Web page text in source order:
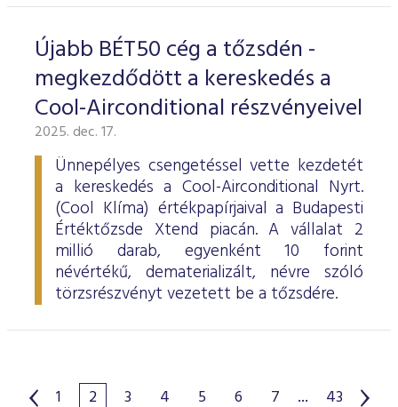
Újabb BÉT50 cég a tőzsdén -
megkezdődött a kereskedés a
Cool-Airconditional részvényeivel
2025. dec. 17.
Ünnepélyes csengetéssel vette kezdetét
a kereskedés a Cool-Airconditional Nyrt.
(Cool Klíma) értékpapírjaival a Budapesti
Értéktőzsde Xtend piacán. A vállalat 2
millió darab, egyenként 10 forint
névértékű, dematerializált, névre szóló
törzsrészvényt vezetett be a tőzsdére.
1 2 3 4 5 6 7 ... 43